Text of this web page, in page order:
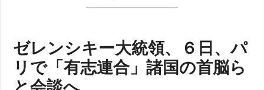
ゼレンシキー大統領、６日、パ
リで「有志連合」諸国の首脳ら